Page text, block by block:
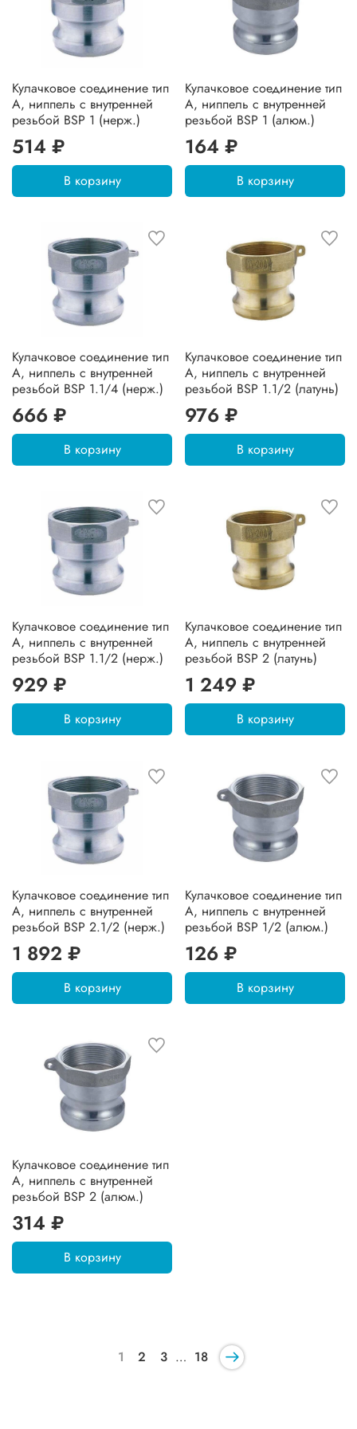
Кулачковое соединение тип
А, ниппель с внутренней
резьбой BSP 1 (нерж.)
514 ₽
В корзину
Кулачковое соединение тип
А, ниппель с внутренней
резьбой BSP 1 (алюм.)
164 ₽
В корзину
Кулачковое соединение тип
А, ниппель с внутренней
резьбой BSP 1.1/4 (нерж.)
666 ₽
В корзину
Кулачковое соединение тип
А, ниппель с внутренней
резьбой BSP 1.1/2 (латунь)
976 ₽
В корзину
Кулачковое соединение тип
А, ниппель с внутренней
резьбой BSP 1.1/2 (нерж.)
929 ₽
В корзину
Кулачковое соединение тип
А, ниппель с внутренней
резьбой BSP 2 (латунь)
1 249 ₽
В корзину
Кулачковое соединение тип
А, ниппель с внутренней
резьбой BSP 2.1/2 (нерж.)
1 892 ₽
В корзину
Кулачковое соединение тип
А, ниппель с внутренней
резьбой BSP 1/2 (алюм.)
126 ₽
В корзину
Кулачковое соединение тип
А, ниппель с внутренней
резьбой BSP 2 (алюм.)
314 ₽
В корзину
1 2 3 … 18